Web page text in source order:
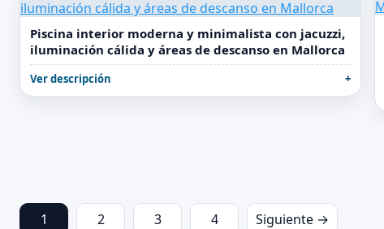
Piscina interior moderna y minimalista con jacuzzi,
iluminación cálida y áreas de descanso en Mallorca
Ver descripción
1 2 3 4 Siguiente →